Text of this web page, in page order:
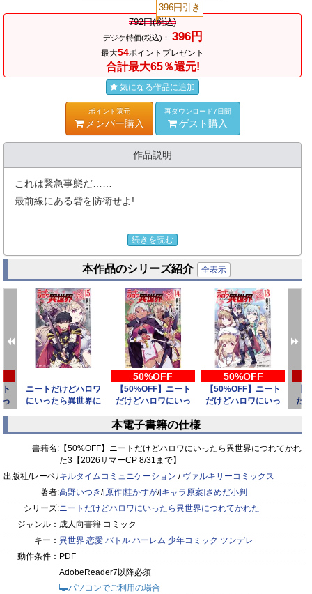
792円(税込)
396円引き
デジケ特価(税込)： 396円
最大54ポイントプレゼント
合計最大65％還元!
気になる作品に追加
ポイント還元
メンバー購入
再ダウンロード7日間
ゲスト購入
作品説明
これは緊急事態だ……
最前線にある砦を防衛せよ!
トラウマを克服し穏やかな日々を過ごすマサルのもとに、
エリザベスがいる魔境の開拓村が壊滅したとの急報が飛び込
急ぎ最前線であるゴルバス砦へと向かうマサルたち。
彼らが激戦の場で目にした光景とは……。
そしてエリザベスに告白の返事を伝えることはできるのか。
少しずつ異変をきたす世界と、増えてゆく大切な人々。
守るべきもののために戦えるようになった
マサルの異世界冒険ライフ第三巻!
続きを読む
本作品のシリーズ紹介 全表示
っ
ニートだけどハロワ
にいったら異世界に
50%OFF
【50%OFF】ニート
だけどハロワにいっ
か
50%OFF
【50%OFF】ニート
だけどハロワにいっ
だ
prev next
本電子書籍の仕様
書籍名: 【50%OFF】ニートだけどハロワにいったら異世界につれてかれ
た3【2026サマーCP 8/31まで】
出版社/レーベル:キルタイムコミュニケーション / ヴァルキリーコミックス
著者:高野いつき/[原作]桂かすが/[キャラ原案]さめだ小判
シリーズ:ニートだけどハロワにいったら異世界につれてかれた
ジャンル： 成人向書籍 コミック
キー： 異世界 恋愛 バトル ハーレム 少年コミック ツンデレ
動作条件： PDF
AdobeReader7以降必須
パソコンでご利用の場合